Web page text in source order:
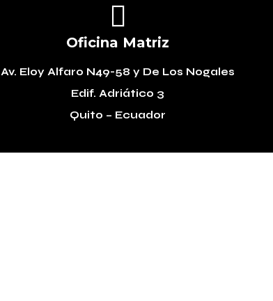

Oficina Matriz
Av. Eloy Alfaro N49-58 y De Los Nogales
Edif. Adriático 3
Quito – Ecuador